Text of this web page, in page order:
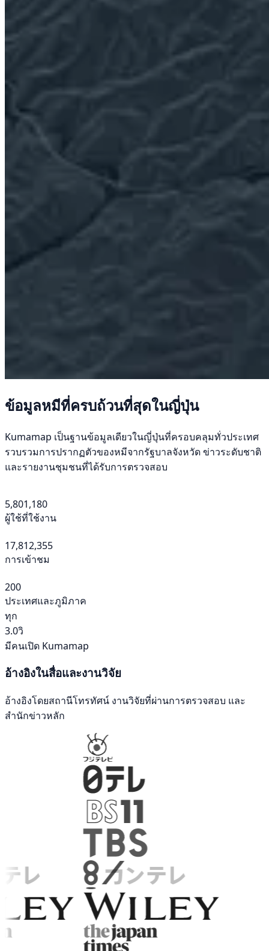
ข้อมูลหมีที่ครบถ้วนที่สุดในญี่ปุ่น
Kumamap เป็นฐานข้อมูลเดียวในญี่ปุ่นที่ครอบคลุมทั่วประเทศ
รวบรวมการปรากฏตัวของหมีจากรัฐบาลจังหวัด ข่าวระดับชาติ
และรายงานชุมชนที่ได้รับการตรวจสอบ
5,801,180
ผู้ใช้ที่ใช้งาน
17,812,355
การเข้าชม
200
ประเทศและภูมิภาค
ทุก
3.0วิ
มีคนเปิด Kumamap
อ้างอิงในสื่อและงานวิจัย
อ้างอิงโดยสถานีโทรทัศน์ งานวิจัยที่ผ่านการตรวจสอบ และ
สำนักข่าวหลัก